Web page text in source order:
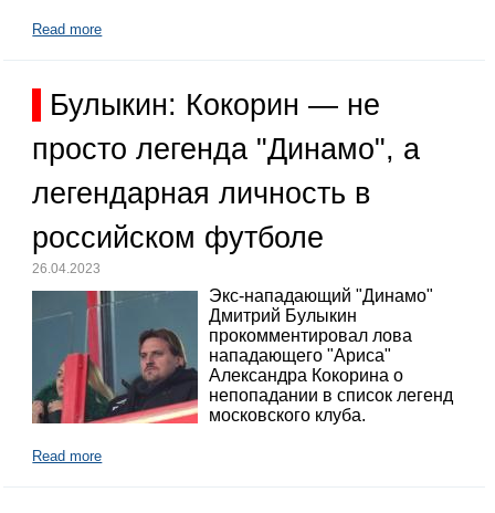
Read more
Булыкин: Кокорин — не
просто легенда "Динамо", а
легендарная личность в
российском футболе
26.04.2023
Экс-нападающий "Динамо"
Дмитрий Булыкин
прокомментировал лова
нападающего "Ариса"
Александра Кокорина о
непопадании в список легенд
московского клуба.
Read more